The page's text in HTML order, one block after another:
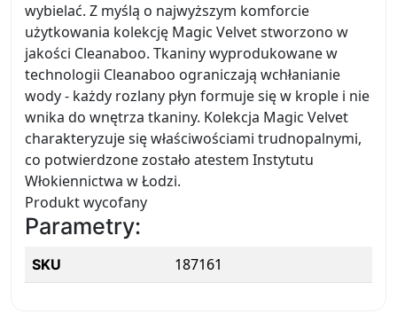
wybielać. Z myślą o najwyższym komforcie
użytkowania kolekcję Magic Velvet stworzono w
jakości Cleanaboo. Tkaniny wyprodukowane w
technologii Cleanaboo ograniczają wchłanianie
wody - każdy rozlany płyn formuje się w krople i nie
wnika do wnętrza tkaniny. Kolekcja Magic Velvet
charakteryzuje się właściwościami trudnopalnymi,
co potwierdzone zostało atestem Instytutu
Włokiennictwa w Łodzi.
Produkt wycofany
Parametry:
SKU 187161